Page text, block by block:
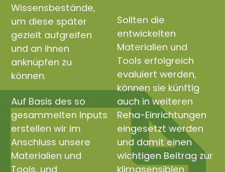
Wissensbestände,
um diese später
gezielt aufgreifen
und an ihnen
anknüpfen zu
können.
Auf Basis des so
gesammelten Inputs
erstellen wir im
Anschluss unsere
Materialien und
Tools, und
Sollten die
entwickelten
Materialien und
Tools erfolgreich
evaluiert werden,
können sie künftig
auch in weiteren
Reha-Einrichtungen
eingesetzt werden
und damit einen
wichtigen Beitrag zur
klimasensiblen